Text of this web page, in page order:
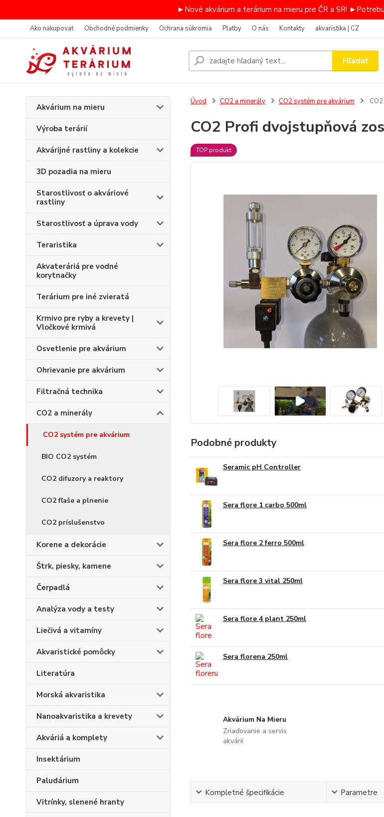
►Nové akvárium a terárium na mieru pre ČR a SR!
Ako nakupovať Obchodné podmienky Ochrana súkromia Platby O nás Kontakty akvaristika | CZ
Hľadať
Akvárium na mieru
Výroba terárií
Akvárijné rastliny a kolekcie
3D pozadia na mieru
Starostlivosť o akváriové
rastliny
Starostlivosť a úprava vody
Teraristika
Akvateráriá pre vodné
korytnačky
Terárium pre iné zvieratá
Krmivo pre ryby a krevety |
Vločkové krmivá
Osvetlenie pre akvárium
Ohrievanie pre akvárium
Filtračná technika
CO2 a minerály
CO2 systém pre akvárium
BIO CO2 systém
CO2 difuzory a reaktory
CO2 fľaše a plnenie
CO2 príslušenstvo
Korene a dekorácie
Štrk, piesky, kamene
Čerpadlá
Analýza vody a testy
Liečivá a vitamíny
Akvaristické pomôcky
Literatúra
Morská akvaristika
Nanoakvaristika a krevety
Akváriá a komplety
Insektárium
Paludárium
Vitrínky, slenené hranty
Úvod CO2 a minerály CO2 systém pre akvárium
CO2 Profi dvojstupňová
TOP produkt
Podobné produkty
Seramic pH Controller
Sera flore 1 carbo 500ml
Sera flore 2 ferro 500ml
Sera flore 3 vital 250ml
Sera flore 4 plant 250ml
Sera florena 250ml
Akvárium Na Mieru
Zriaďovanie a servis
akvárií
Kompletné špecifikácie Parametre